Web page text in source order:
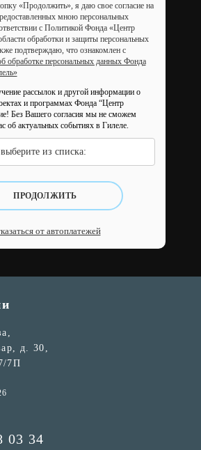
«Продолжить», я даю свое согласие на
мною персональных
с Политикой Фонда «Центр
обработки и защиты персональных
подтверждаю, что ознакомлен с
обработке персональных данных Фонда
рассылок и другой информации о
и программах Фонда “Центр
Без Вашего согласия мы не сможем
об актуальных событиях в Гилеле.
из списка:
ПРОДОЛЖИТЬ
от автоплатежей
д. 30,
7П
03 34